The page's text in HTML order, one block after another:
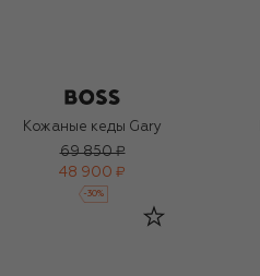
Кожаные кеды Gary
69 850 ₽
48 900 ₽
-30%